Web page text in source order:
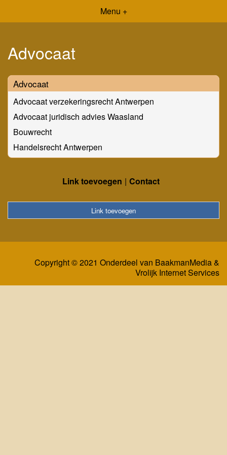
Menu +
Advocaat
Advocaat
Advocaat verzekeringsrecht Antwerpen
Advocaat juridisch advies Waasland
Bouwrecht
Handelsrecht Antwerpen
Link toevoegen Contact
Link toevoegen
Copyright © 2021 Onderdeel van BaakmanMedia&
Vrolijk Internet Services